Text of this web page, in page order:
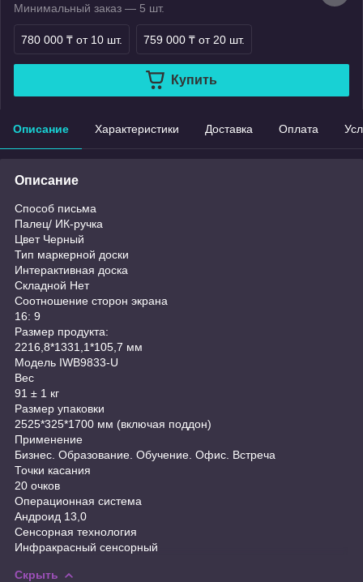
Минимальный заказ — 5 шт.
780 000 ₸ от 10 шт. 759 000 ₸ от 20 шт.
Купить
Описание Характеристики Доставка Оплата
Описание
Способ письма
Палец/ ИК-ручка
Цвет Черный
Тип маркерной доски
Интерактивная доска
Складной Нет
Соотношение сторон экрана
16: 9
Размер продукта:
2216,8*1331,1*105,7 мм
Модель IWB9833-U
Вес
91 ± 1 кг
Размер упаковки
2525*325*1700 мм (включая поддон)
Применение
Бизнес. Образование. Обучение. Офис. Встреча
Точки касания
20 очков
Операционная система
Андроид 13,0
Сенсорная технология
Инфракрасный сенсорный
Скрыть